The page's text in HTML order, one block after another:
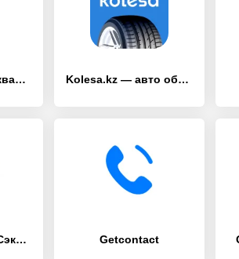
Куфар: товары, квартиры, авто Kolesa.kz — авто объявления
eBay – Купить и Сэкономить Getcontact